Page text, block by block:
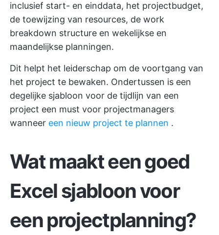
inclusief start- en einddata, het projectbudget,
de toewijzing van resources, de work
breakdown structure en wekelijkse en
maandelijkse planningen.
Dit helpt het leiderschap om de voortgang van
het project te bewaken. Ondertussen is een
degelijke sjabloon voor de tijdlijn van een
project een must voor projectmanagers
wanneer een nieuw project te plannen .
Wat maakt een goed
Excel sjabloon voor
een projectplanning?